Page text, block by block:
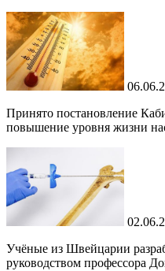
Принято постановление
повышение уровня жизни
Учёные из Швейцарии
руководством профессора